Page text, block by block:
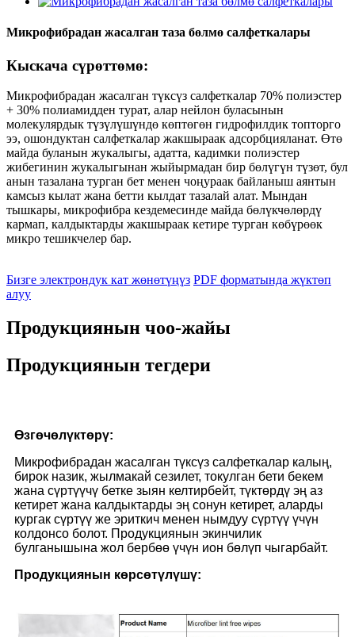
Микрофибрадан жасалган таза бөлмө салфеткалары
Кыскача сүрөттөмө:
Микрофибрадан жасалган түксүз салфеткалар 70% полиэстер
+ 30% полиамидден турат, алар нейлон буласынын
молекулярдык түзүлүшүндө көптөгөн гидрофилдик топторго
ээ, ошондуктан салфеткалар жакшыраак адсорбцияланат. Өтө
майда буланын жукалыгы, адатта, кадимки полиэстер
жибегинин жукалыгынан жыйырмадан бир бөлүгүн түзөт, бул
анын тазалана турган бет менен чоңураак байланыш аянтын
камсыз кылат жана бетти кылдат тазалай алат. Мындан
тышкары, микрофибра кездемесинде майда бөлүкчөлөрдү
кармап, калдыктарды жакшыраак кетире турган көбүрөөк
микро тешикчелер бар.
Бизге электрондук кат жөнөтүңүз PDF форматында жүктөп
алуу
Продукциянын чоо-жайы
Продукциянын тегдери
Өзгөчөлүктөрү:
Микрофибрадан жасалган түксүз салфеткалар калың,
бирок назик, жылмакай сезилет, токулган бети бекем
жана сүртүүчү бетке зыян келтирбейт, түктөрдү эң аз
кетирет жана калдыктарды эң сонун кетирет, аларды
кургак сүртүү же эриткич менен нымдуу сүртүү үчүн
колдонсо болот. Продукциянын экинчилик
булганышына жол бербөө үчүн ион бөлүп чыгарбайт.
Продукциянын көрсөтүлүшү: